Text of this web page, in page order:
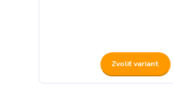
Zvoliť variant